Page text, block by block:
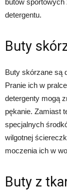
butów
detergentu.
Buty
Buty skórzane są
Pranie ich w
detergenty mogą
pękanie. Zamiast
specjalnych
wilgotnej
moczenia ich w
Buty z